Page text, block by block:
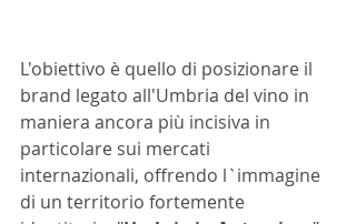
L'obiettivo è quello di posizionare il
brand legato all'Umbria del vino in
maniera ancora più incisiva in
particolare sui mercati
internazionali, offrendo l`immagine
di un territorio fortemente